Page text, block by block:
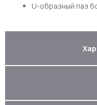
U-образный паз